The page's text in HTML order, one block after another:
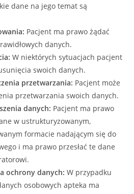
dane na jego temat są
Pacjent ma prawo żądać
danych.
W niektórych sytuacjach pacjent
swoich danych.
przetwarzania: Pacjent może
przetwarzania swoich danych.
danych: Pacjent ma prawo
w ustrukturyzowanym,
formacie nadającym się do
i ma prawo przesłać te dane
ochrony danych: W przypadku
osobowych apteka ma